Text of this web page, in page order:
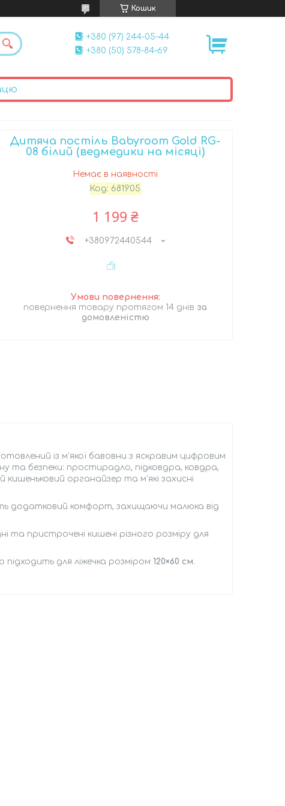
Кошик
+380 (97) 244-05-44
+380 (50) 578-84-69
Дитяча постіль Babyroom Gold RG-
08 білий (ведмедики на місяці)
Немає в наявності
Код: 681905
1 199 ₴
+380972440544
повернення товару протягом 14 днів за
домовленістю
із м’якої бавовни з яскравим цифровим
та безпеки: простирадло, підковдра, ковдра,
органайзер та м’які захисні
додатковий комфорт, захищаючи малюка від
та пристрочені кишені різного розміру для
підходить для ліжечка розміром 120×60 см.